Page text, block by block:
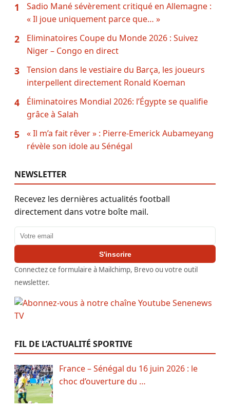
1
Sadio Mané sévèrement critiqué en Allemagne :
« Il joue uniquement parce que… »
2
Eliminatoires Coupe du Monde 2026 : Suivez
Niger – Congo en direct
3
Tension dans le vestiaire du Barça, les joueurs
interpellent directement Ronald Koeman
4
Éliminatoires Mondial 2026: l’Égypte se qualifie
grâce à Salah
5
« Il m’a fait rêver » : Pierre-Emerick Aubameyang
révèle son idole au Sénégal
NEWSLETTER
Recevez les dernières actualités football
directement dans votre boîte mail.
Adresse email
S'inscrire
Connectez ce formulaire à Mailchimp, Brevo ou votre outil
newsletter.
FIL DE L’ACTUALITÉ SPORTIVE
France – Sénégal du 16 juin 2026 : le
choc d’ouverture du …